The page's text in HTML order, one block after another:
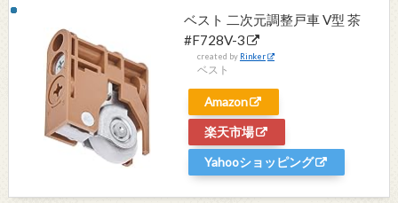
ベスト 二次元調整戸車 V型 茶
#F728V-3
created by Rinker
ベスト
Amazon
楽天市場
Yahooショッピング